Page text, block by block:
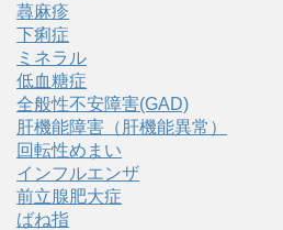
蕁麻疹
下痢症
ミネラル
低血糖症
全般性不安障害(GAD)
肝機能障害（肝機能異常）
回転性めまい
インフルエンザ
前立腺肥大症
ばね指